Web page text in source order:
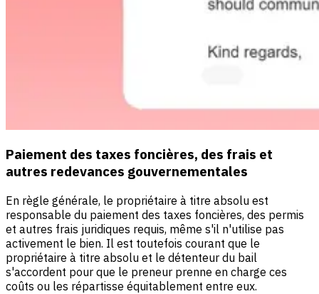
Paiement des taxes foncières, des frais et
autres redevances gouvernementales
En règle générale, le propriétaire à titre absolu est
responsable du paiement des taxes foncières, des permis
et autres frais juridiques requis, même s'il n'utilise pas
activement le bien. Il est toutefois courant que le
propriétaire à titre absolu et le détenteur du bail
s'accordent pour que le preneur prenne en charge ces
coûts ou les répartisse équitablement entre eux.